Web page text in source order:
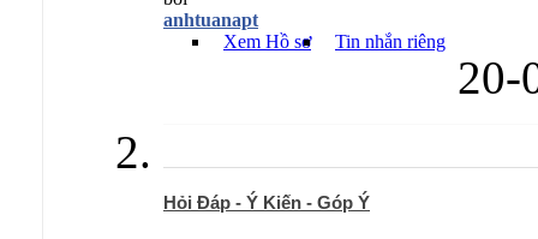
anhtuanapt
Xem Hồ sơ
Tin nhắn riêng
20-
Hỏi Đáp - Ý Kiến - Góp Ý